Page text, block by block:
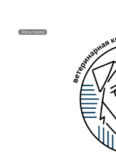
Реклама